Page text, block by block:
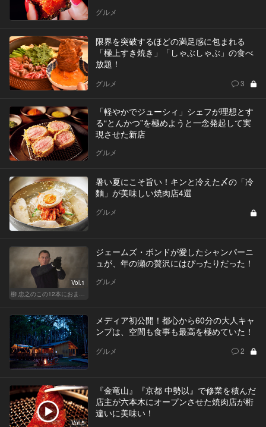
グルメ
限界を突破するほどの満足感に包まれる
「極上すき焼き」「しゃぶしゃぶ」の食べ
放題！
グルメ 3
「軽やかでジューシィ」シェフが理想とす
る“とんかつ”を極めようと一念発起して実
現させた新店
グルメ
暑い夏にこそ旨い！キンと冷えた〆の「冷
麵」が美味しい焼肉店4選
グルメ
Vol.1
柳 忠之のこの12本におまかせ
ジェームズ・ボンドが愛したシャンパーニ
ュが、年の瀬の贅沢にはぴったりだった！
グルメ
メディア初公開！都心から60分の大人キャ
ンプは、空間も食事も最高を極めていた！
グルメ 2
Vol.5
『金竜山』『京都 中勢以』で修業を積んだ
店主が六本木にオープンさせた焼肉店が桁
違いに美味い！